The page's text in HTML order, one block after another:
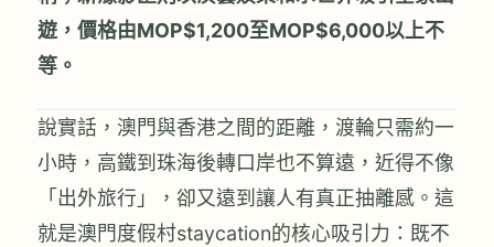
遊，價格由MOP$1,200至MOP$6,000以上不
等。
說實話，澳門與香港之間的距離，渡輪只需約一
小時，高鐵到珠海後轉口岸也不算遠，近得不像
「出外旅行」，卻又遠到讓人有真正抽離感。這
就是澳門度假村staycation的核心吸引力：既不